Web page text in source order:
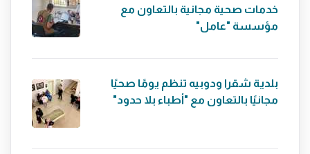
خدمات صحية مجانية بالتعاون مع
مؤسسة "عامل"
بلدية شقرا ودوبيه تنظم يومًا صحيًا
مجانيًا بالتعاون مع "أطباء بلا حدود"